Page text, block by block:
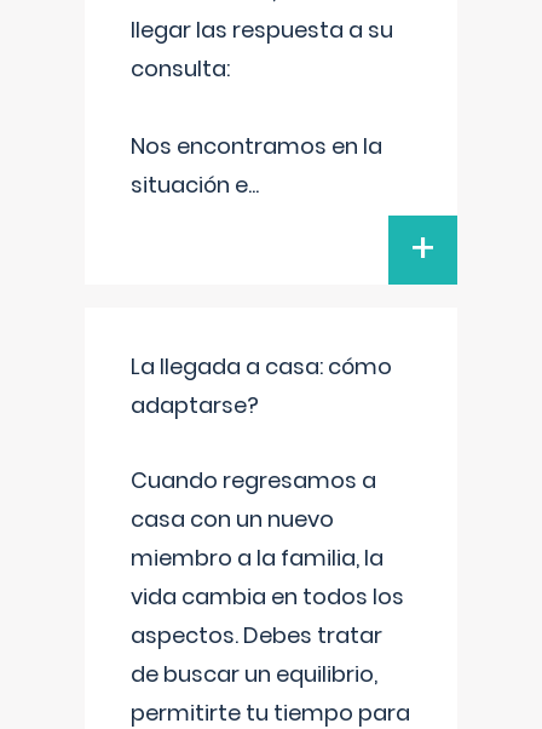
llegar las respuesta a su
consulta:
Nos encontramos en la
situación e...
+
La llegada a casa: cómo
adaptarse?
Cuando regresamos a
casa con un nuevo
miembro a la familia, la
vida cambia en todos los
aspectos. Debes tratar
de buscar un equilibrio,
permitirte tu tiempo para